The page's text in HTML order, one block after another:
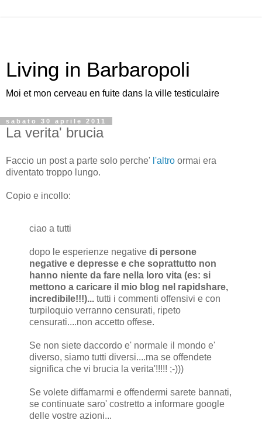
Living in Barbaropoli
Moi et mon cerveau en fuite dans la ville testiculaire
sabato 30 aprile 2011
La verita' brucia
Faccio un post a parte solo perche' l'altro ormai era
diventato troppo lungo.
Copio e incollo:
ciao a tutti
dopo le esperienze negative di persone
negative e depresse e che soprattutto non
hanno niente da fare nella loro vita (es: si
mettono a caricare il mio blog nel rapidshare,
incredibile!!!)... tutti i commenti offensivi e con
turpiloquio verranno censurati, ripeto
censurati....non accetto offese.
Se non siete daccordo e' normale il mondo e'
diverso, siamo tutti diversi....ma se offendete
significa che vi brucia la verita'!!!!! ;-)))
Se volete diffamarmi e offendermi sarete bannati,
se continuate saro' costretto a informare google
delle vostre azioni...